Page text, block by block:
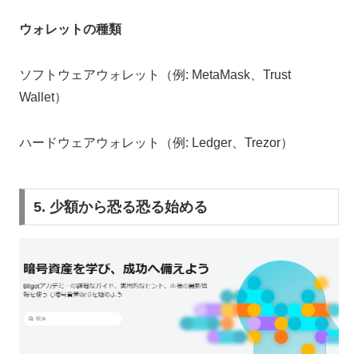
ウォレットの種類
ソフトウェアウォレット（例: MetaMask、Trust
Wallet）
ハードウェアウォレット（例: Ledger、Trezor）
5. 少額から恐る恐る始める